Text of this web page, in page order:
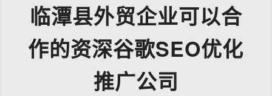
临潭县外贸企业可以合
作的资深谷歌SEO优化
推广公司